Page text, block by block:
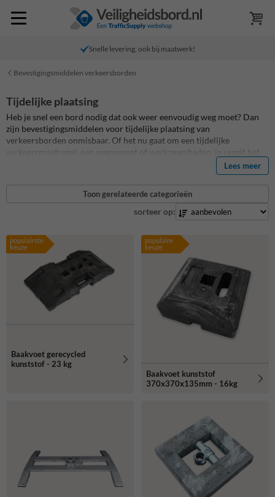
Snelle levering, ook bij maatwerk!
Bevestigingsmiddelen verkeersborden
Tijdelijke plaatsing
Heb je snel een bord nodig dat ook weer eenvoudig weg moet? Dan
zijn bevestigingsmiddelen voor tijdelijke plaatsing van
verkeersborden onmisbaar. Of het nu gaat om een tijdelijke
verkeersmaatregel, een evenement of werkzaamheden, je regelt het
snel en veilig. Jij bepaalt waar en hoe lang een bord zichtbaar is,
zonder permanente montage. Bestel jouw producten eenvoudig bij
Informatiebord.nl.
Lees meer
Toon gerelateerde categorieën
sorteer op:
populairste
keuze
Baakvoet gerecycled
kunststof - 23 kg
populaire
keuze
Baakvoet kunststof
370x370x135mm - 16kg